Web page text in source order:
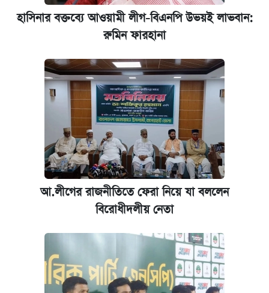
হাসিনার বক্তব্যে আওয়ামী লীগ-বিএনপি উভয়ই লাভবান:
রুমিন ফারহানা
আ.লীগের রাজনীতিতে ফেরা নিয়ে যা বললেন
বিরোধীদলীয় নেতা